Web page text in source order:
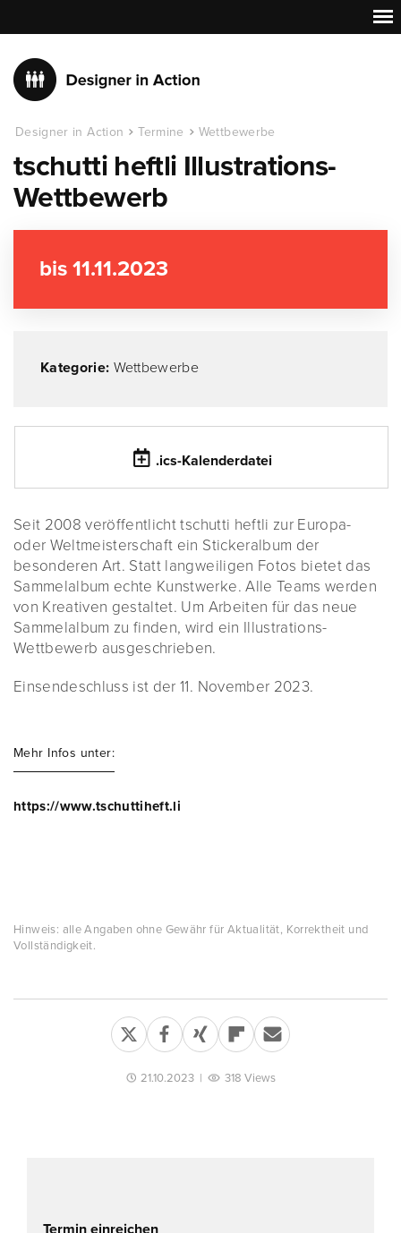
Designer in Action Termine Wettbewerbe
tschutti heftli Illustrations-
Wettbewerb
bis 11.11.2023
Kategorie: Wettbewerbe
.ics-Kalenderdatei
Seit 2008 veröffentlicht tschutti heftli zur Europa-
oder Weltmeisterschaft ein Stickeralbum der
besonderen Art. Statt langweiligen Fotos bietet das
Sammelalbum echte Kunstwerke. Alle Teams werden
von Kreativen gestaltet. Um Arbeiten für das neue
Sammelalbum zu finden, wird ein Illustrations-
Wettbewerb ausgeschrieben.
Einsendeschluss ist der 11. November 2023.
Mehr Infos unter:
https://www.tschuttiheft.li
Hinweis: alle Angaben ohne Gewähr für Aktualität, Korrektheit und
Vollständigkeit.
21.10.2023 | 318 Views
Termin einreichen